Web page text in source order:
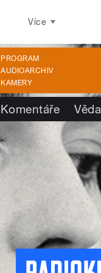
Více
PROGRAM
AUDIOARCHIV
KAMERY
Komentáře Věda